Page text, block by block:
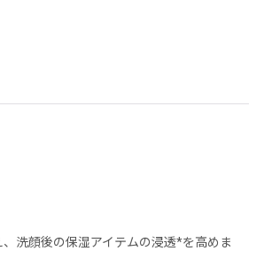
洗顔後の保湿アイテムの浸透*を高めま